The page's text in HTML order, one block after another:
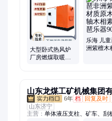
手架、测量仪、电子狗、车顶架
子称、电子秤、环钻机、离子计
大型卧式热风炉
厂房燃煤取暖炉
乐海 儿
洲紫檀木
山东龙煤工矿机械集团
6年 档 回复及时
山东济宁
主营： 单体液压支柱、矿车、刮